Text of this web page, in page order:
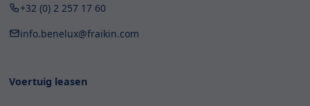
+32 (0) 2 257 17 60
info.benelux@fraikin.com
Voertuig leasen